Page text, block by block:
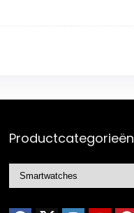
Productcategorieën